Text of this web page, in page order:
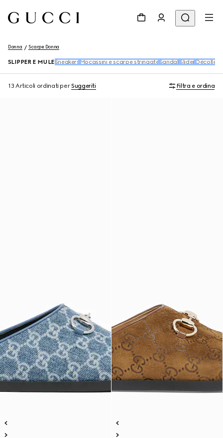
Donna Scarpe Donna
SLIPPER E MULE Sneakers Mocassini e scarpe stringate Sandali Slider Décolleté
13 Articoli ordinati perSuggeriti Filtra e ordina